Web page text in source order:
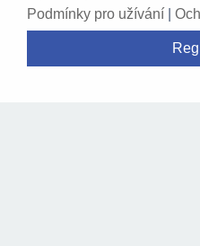
Podmínky pro užívání